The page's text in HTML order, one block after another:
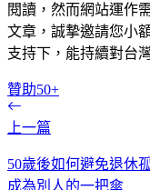
閱讀，然而網站運作
文章，誠摯邀請您小
支持下，能持續對台
贊助50+
上一篇
50歲後如何避免退休
成為別人的一把傘